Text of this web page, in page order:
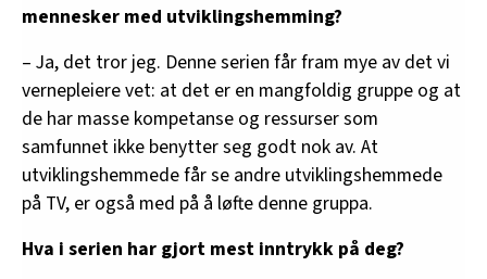
mennesker med utviklingshemming?
– Ja, det tror jeg. Denne serien får fram mye av det vi
vernepleiere vet: at det er en mangfoldig gruppe og at
de har masse kompetanse og ressurser som
samfunnet ikke benytter seg godt nok av. At
utviklingshemmede får se andre utviklingshemmede
på TV, er også med på å løfte denne gruppa.
Hva i serien har gjort mest inntrykk på deg?